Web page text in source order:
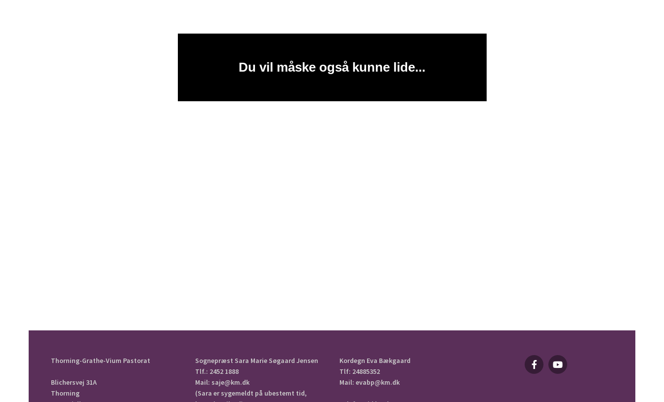
Du vil måske også kunne lide...
Thorning-Grathe-Vium Pastorat
Blichersvej 31A
Thorning
Sognepræst Sara Marie Søgaard Jensen
Tlf.: 2452 1888
Mail: saje@km.dk
(Sara er sygemeldt på ubestemt tid,
Kordegn Eva Bækgaard
Tlf: 24885352
Mail: evabp@km.dk